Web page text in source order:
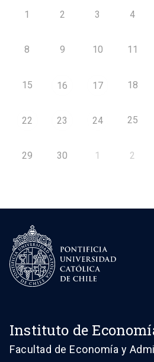
1 2 3 4
8 9 10 11
15 16 17 18
22 23 24 25
29 30 1 2
Instituto de
Facultad de Economía y